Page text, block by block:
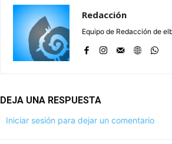
Redacción
Equipo de Redacción de
DEJA UNA RESPUESTA
Iniciar sesión para dejar un comentario